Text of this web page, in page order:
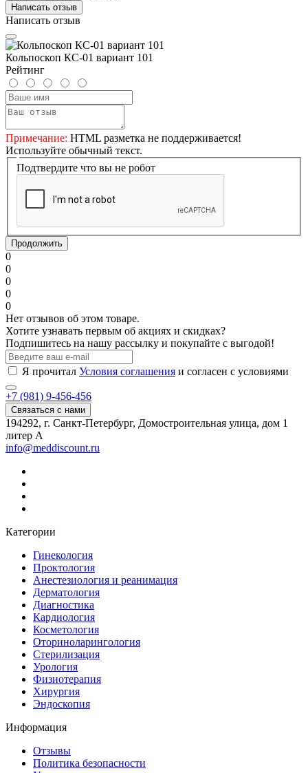
Написать отзыв
Написать отзыв
Кольпоскоп КС-01 вариант 101
Рейтинг
Примечание: HTML разметка не поддерживается!
Используйте обычный текст.
Подтвердите что вы не робот
Продолжить
0
0
0
0
0
Нет отзывов об этом товаре.
Хотите узнавать первым об акциях и скидках?
Подпишитесь на нашу рассылку и покупайте с выгодой!
Я прочитал Условия соглашения и согласен с условиями
+7 (981) 9-456-456
Связаться с нами
194292, г. Санкт-Петербург, Домостроительная улица, дом 1
литер А
info@meddiscount.ru
Категории
Гинекология
Проктология
Анестезиология и реанимация
Дерматология
Диагностика
Кардиология
Косметология
Оториноларингология
Стерилизация
Урология
Физиотерапия
Хирургия
Эндоскопия
Информация
Отзывы
Политика безопасности